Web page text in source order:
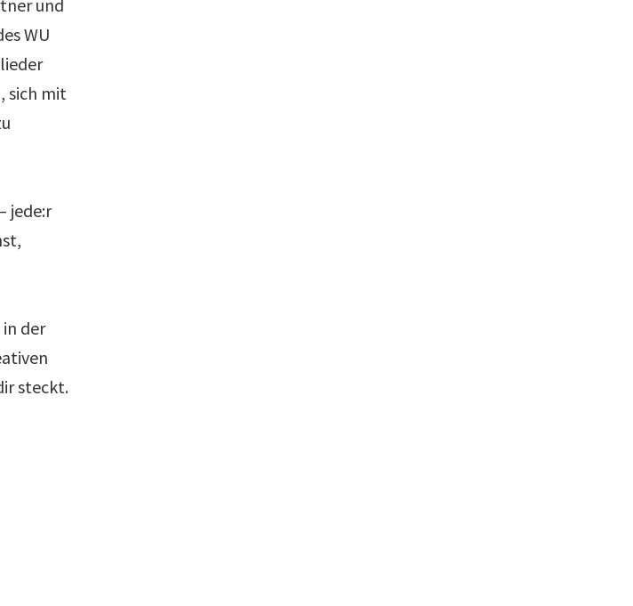
und
WU
sich mit
jede:r
der
steckt.